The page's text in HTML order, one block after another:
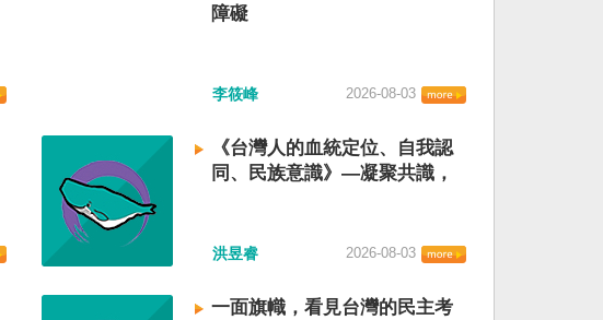
障礙
李筱峰 2026-08-03
《台灣人的血統定位、自我認
同、民族意識》—凝聚共識，
洪昱睿 2026-08-03
一面旗幟，看見台灣的民主考